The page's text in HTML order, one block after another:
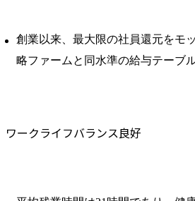
創業以来、最大限の社員還元をモ
略ファームと同水準の給与テーブ
ワークライフバランス良好